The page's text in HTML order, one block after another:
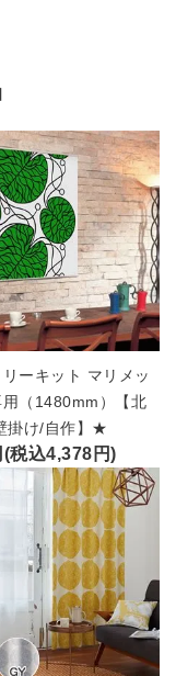
リーキット マリメッ
用（1480mm）【北
掛け/自作】★
税込4,378円)